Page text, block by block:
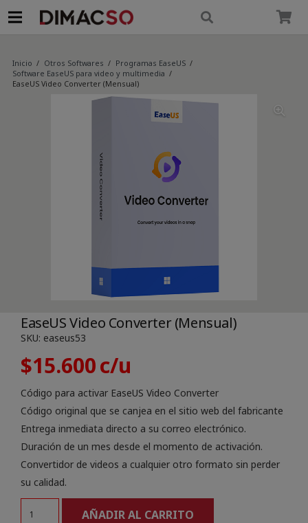
Inicio / Otros Softwares / Programas EaseUS /
Software EaseUS para video y multimedia /
EaseUS Video Converter (Mensual)
EaseUS Video Converter (Mensual)
SKU: easeus53
$15.600
Código para activar EaseUS Video Converter
Código original que se canjea en el sitio web del fabricante
Entrega inmediata directo a su correo electrónico.
Duración de un mes desde el momento de activación.
Convertidor de videos a cualquier otro formato sin perder
su calidad.
AÑADIR AL CARRITO
modal-check